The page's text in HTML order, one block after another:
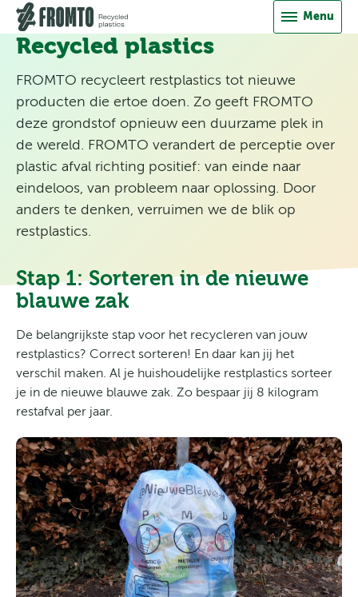
Direct naar inhoud
Menu
Contact
Recycled plastics
FROMTO recycleert restplastics tot nieuwe
producten die ertoe doen. Zo geeft FROMTO
deze grondstof opnieuw een duurzame plek in
de wereld. FROMTO verandert de perceptie over
plastic afval richting positief: van einde naar
eindeloos, van probleem naar oplossing. Door
anders te denken, verruimen we de blik op
restplastics.
Stap 1: Sorteren in de nieuwe
blauwe zak
De belangrijkste stap voor het recycleren van jouw
restplastics? Correct sorteren! En daar kan jij het
verschil maken. Al je huishoudelijke restplastics sorteer
je in de nieuwe blauwe zak. Zo bespaar jij 8 kilogram
restafval per jaar.